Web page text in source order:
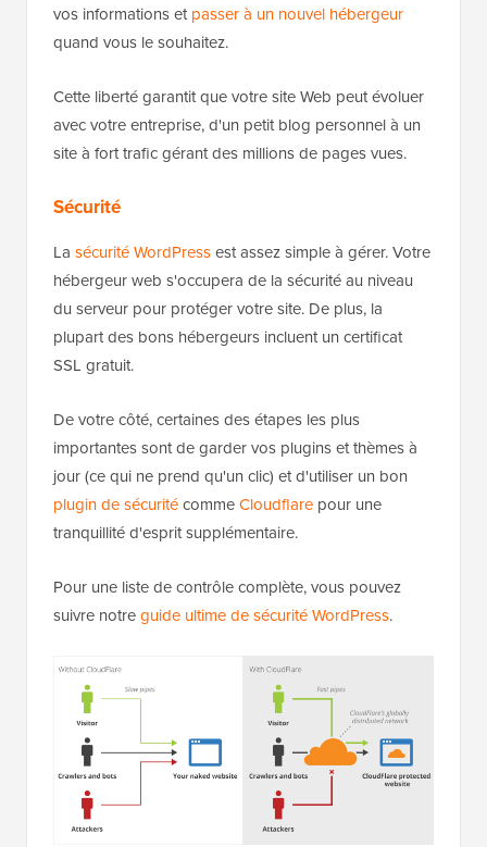
vos informations etpasser à un nouvel hébergeur
quand vous le souhaitez.
Cette liberté garantit que votre site Web peut évoluer
avec votre entreprise, d'un petit blog personnel à un
site à fort trafic gérant des millions de pages vues.
Sécurité
La sécurité WordPressest assez simple à gérer. Votre
hébergeur web s'occupera de la sécurité au niveau
du serveur pour protéger votre site. De plus, la
plupart des bons hébergeurs incluent un certificat
SSL gratuit.
De votre côté, certaines des étapes les plus
importantes sont de garder vos plugins et thèmes à
jour (ce qui ne prend qu'un clic) et d'utiliser un bon
plugin de sécuritécommeCloudflare pour une
tranquillité d'esprit supplémentaire.
Pour une liste de contrôle complète, vous pouvez
suivre notreguide ultime de sécurité WordPress.